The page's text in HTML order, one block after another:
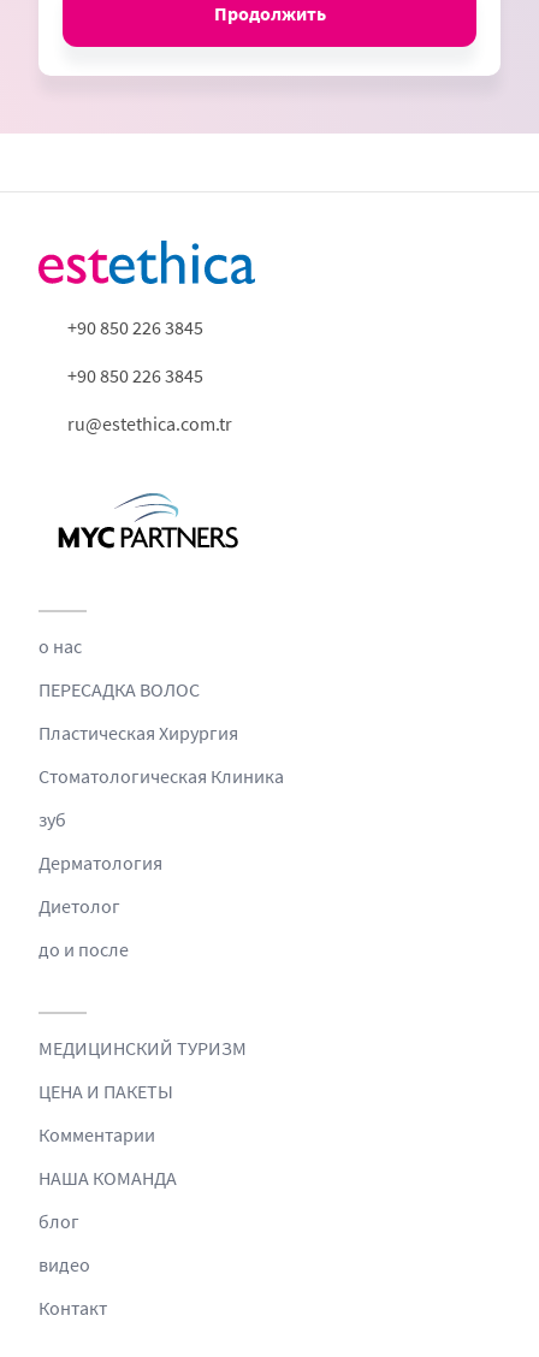
Продолжить
+90 850 226 3845
+90 850 226 3845
ru@estethica.com.tr
о нас
ПЕРЕСАДКА ВОЛОС
Пластическая Хирургия
Стоматологическая Клиника
зуб
Дерматология
Диетолог
до и после
МЕДИЦИНСКИЙ ТУРИЗМ
ЦЕНА И ПАКЕТЫ
Комментарии
НАША КОМАНДА
блог
видео
Контакт